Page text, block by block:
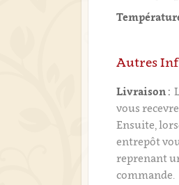
Autres
Livraison :
vous
Ensuite,
entrepôt
reprenant
commande.